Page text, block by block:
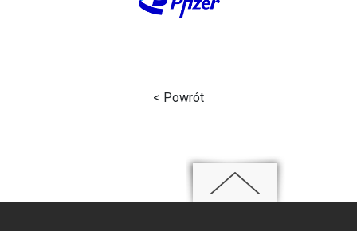
< Powrót